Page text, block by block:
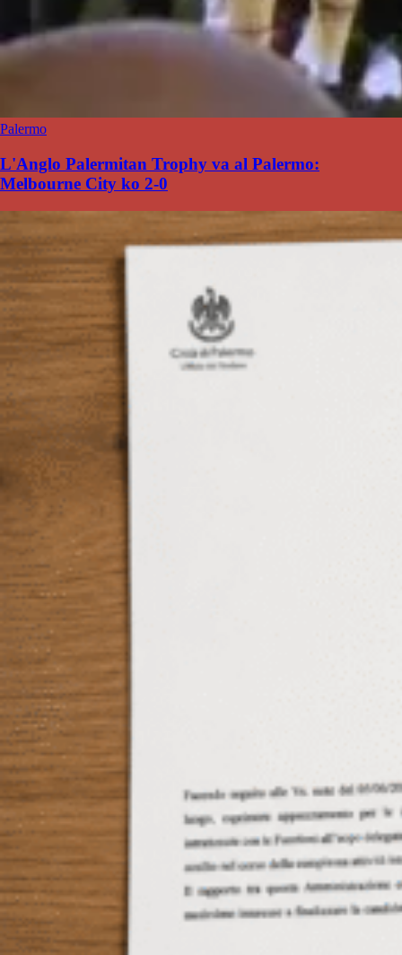
Palermo
L'Anglo Palermitan Trophy va al Palermo:
Melbourne City ko 2-0